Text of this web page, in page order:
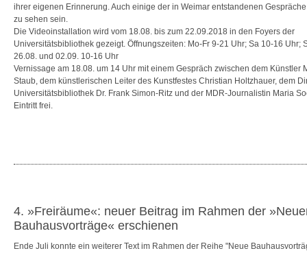
ihrer eigenen Erinnerung. Auch einige der in Weimar entstandenen
zu sehen sein.
Die Videoinstallation wird vom 18.08. bis zum 22.09.2018 in den Foyers der
Universitätsbibliothek gezeigt. Öffnungszeiten: Mo-Fr 9-21 Uhr; Sa 10-16 Uhr;
26.08. und 02.09. 10-16 Uhr
Vernissage am 18.08. um 14 Uhr mit einem Gespräch zwischen dem Künstler
Staub, dem künstlerischen Leiter des Kunstfestes Christian Holtzhauer, dem
Universitätsbibliothek Dr. Frank Simon-Ritz und der MDR-Journalistin Maria
Eintritt frei.
4. »Freiräume«: neuer Beitrag im Rahmen der
Bauhausvorträge« erschienen
Ende Juli konnte ein weiterer Text im Rahmen der Reihe "Neue